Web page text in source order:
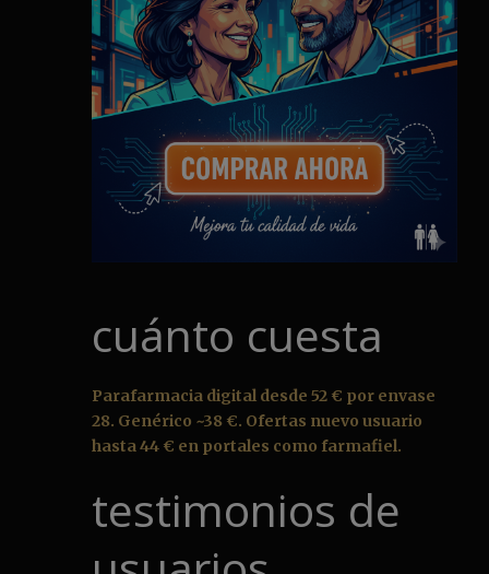
cuánto cuesta
Parafarmacia digital desde 52 € por envase
28. Genérico ~38 €. Ofertas nuevo usuario
hasta 44 € en portales como farmafiel.
testimonios de